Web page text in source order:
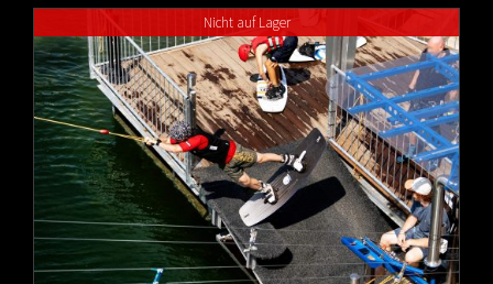
€80.00
Nicht auf Lager